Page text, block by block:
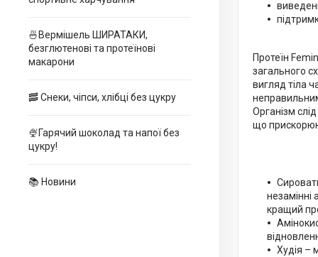
🍜Вермішель ШИРАТАКИ,
безглютенові та протеїнові
макарони
🥓 Снеки, чіпси, хлібці без цукру
🍨Гарячий шоколад та напої без
цукру!
📚 Новини
Протеїн
загального
вигляд тіла
Організм
що
незамінні
кращий
Худія –